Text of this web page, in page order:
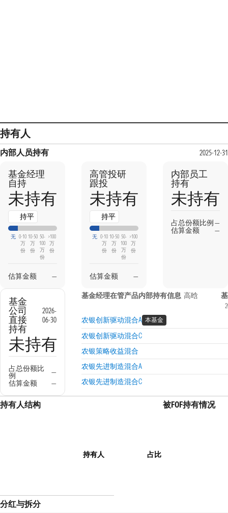
持有人
内部人员持有 2025-12-31
基金经理
自持
未持有
持平
无 0-10
万
份
10-50
万
份
50-
100
万
份
>100
万
份
估算金额 —
高管投研
跟投
未持有
持平
无 0-10
万
份
10-50
万
份
50-
100
万
份
>100
万
份
估算金额 —
内部员工
持有
未持有
占总份额比例—
估算金额
—
基金
公司
直接
持有
2026-
06-30
未持有
占总份额比
例
—
估算金额
—
基金经理在管产品内部持有信息 高晗
农银创新驱动混合A 本基金
农银创新驱动混合C
农银策略收益混合
农银先进制造混合A
农银先进制造混合C
持有人结构
持有人 占比
被FOF持有情况
分红与拆分